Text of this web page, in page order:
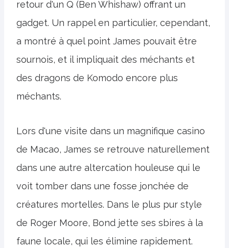
retour d'un Q (Ben Whishaw) offrant un
gadget. Un rappel en particulier, cependant,
a montré à quel point James pouvait être
sournois, et il impliquait des méchants et
des dragons de Komodo encore plus
méchants.
Lors d'une visite dans un magnifique casino
de Macao, James se retrouve naturellement
dans une autre altercation houleuse qui le
voit tomber dans une fosse jonchée de
créatures mortelles. Dans le plus pur style
de Roger Moore, Bond jette ses sbires à la
faune locale, qui les élimine rapidement.